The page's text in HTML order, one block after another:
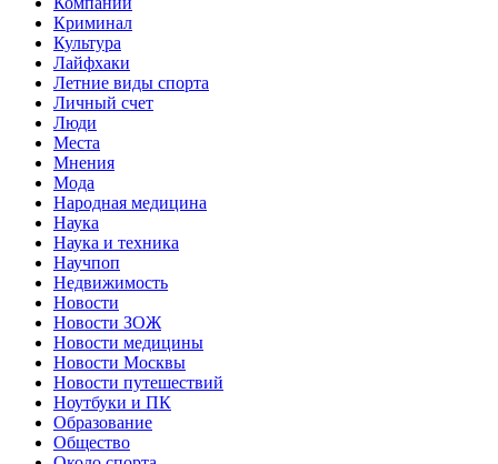
Криминал
Культура
Лайфхаки
Летние виды спорта
Личный счет
Люди
Места
Мнения
Мода
Народная медицина
Наука
Наука и техника
Научпоп
Недвижимость
Новости
Новости ЗОЖ
Новости медицины
Новости Москвы
Новости путешествий
Ноутбуки и ПК
Образование
Общество